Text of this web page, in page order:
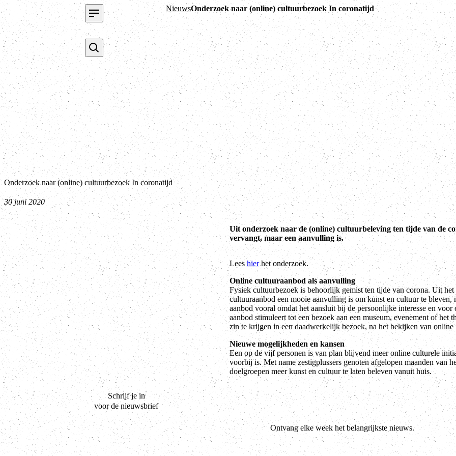
NieuwsOnderzoek naar (online) cultuurbezoek In coronatijd
Onderzoek naar (online) cultuurbezoek In coronatijd
30 juni 2020
Uit onderzoek naar de (online) cultuurbeleving ten tijde van de
vervangt, maar een aanvulling is.
Leeshierhet onderzoek.
Online cultuuraanbod als aanvulling
Fysiek cultuurbezoek is behoorlijk gemist ten tijde van corona. Uit
cultuuraanbod een mooie aanvulling is om kunst en cultuur te
aanbod vooral omdat het aansluit bij de persoonlijke interesse en
aanbod stimuleert tot een bezoek aan een museum, evenement of
zin te krijgen in een daadwerkelijk bezoek, na het bekijken van
Nieuwe mogelijkheden en kansen
Een op de vijf personen is van plan blijvend meer online culturele
voorbij is. Met name zestigplussers genoten afgelopen maanden
doelgroepen meer kunst en cultuur te laten beleven vanuit huis.
Schrijf je in
voor de nieuwsbrief
Ontvang elke week het belangrijkste nieuws.